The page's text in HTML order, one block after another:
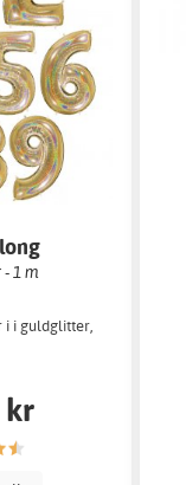
1 m
i i guldglitter,
kr